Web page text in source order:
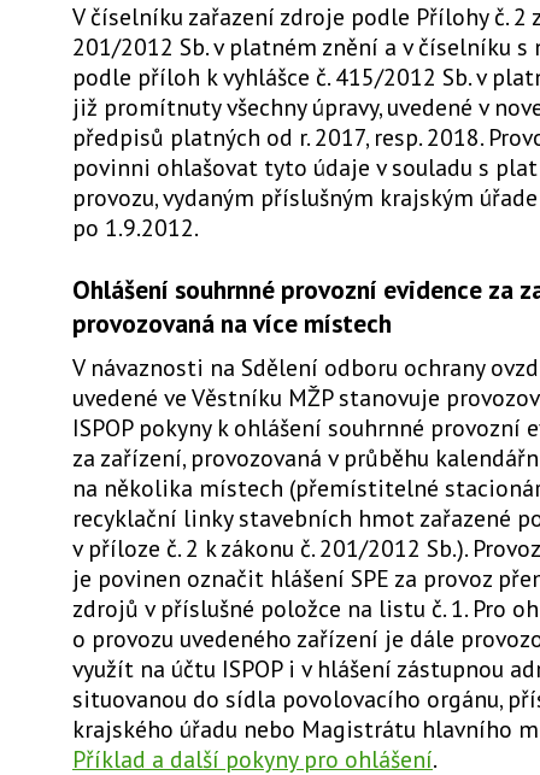
V číselníku zařazení zdroje podle Přílohy č. 2
201/2012 Sb. v platném znění a v číselníku s
podle příloh k vyhlášce č. 415/2012 Sb. v
již promítnuty všechny úpravy, uvedené v
předpisů platných od r. 2017, resp. 2018.
povinni ohlašovat tyto údaje v souladu s
provozu, vydaným příslušným krajským
po 1.9.2012.
Ohlášení souhrnné provozní evidence za
provozovaná na více místech
V návaznosti na Sdělení odboru ochrany
uvedené ve Věstníku MŽP stanovuje
ISPOP pokyny k ohlášení souhrnné provozní
za zařízení, provozovaná v průběhu
na několika místech (přemístitelné
recyklační linky stavebních hmot zařazené
v příloze č. 2 k zákonu č. 201/2012 Sb.).
je povinen označit hlášení SPE za provoz
zdrojů v příslušné položce na listu č. 1. Pro
o provozu uvedeného zařízení je dále
využít na účtu ISPOP i v hlášení zástupnou
situovanou do sídla povolovacího orgánu,
krajského úřadu nebo Magistrátu hlavního
Příklad a další pokyny pro ohlášení.